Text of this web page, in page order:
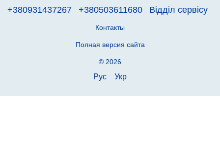
+380931437267 +380503611680 Відділ сервісу
Контакты
Полная версия сайта
© 2026
Рус Укр